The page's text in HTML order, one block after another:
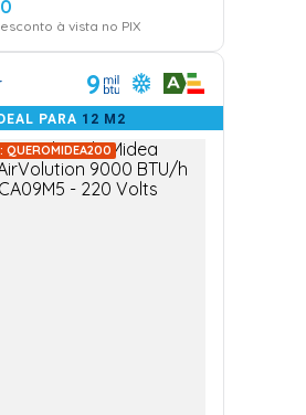
à vista no PIX
9
IDEAL PARA 12 M2
QUEROMIDEA200